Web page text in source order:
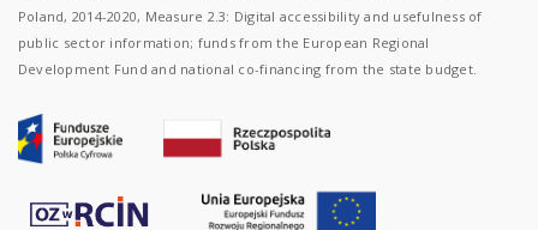
Poland, 2014-2020, Measure 2.3: Digital accessibility and usefulness of
public sector information; funds from the European Regional
Development Fund and national co-financing from the state budget.